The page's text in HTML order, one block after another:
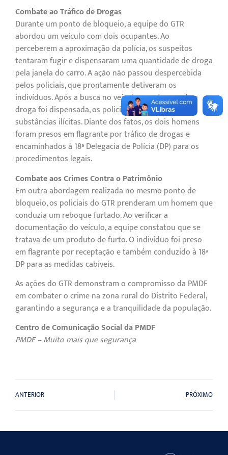
Combate ao Tráfico de Drogas
Durante um ponto de bloqueio, a equipe do GTR
abordou um veículo com dois ocupantes. Ao
perceberem a aproximação da polícia, os suspeitos
tentaram fugir e dispensaram uma quantidade de droga
pela janela do carro. A ação não passou despercebida
pelos policiais, que prontamente detiveram os
indivíduos. Após a busca no veículo e na área onde a
droga foi dispensada, os policiais encontraram
substâncias ilícitas. Diante dos fatos, os dois homens
foram presos em flagrante por tráfico de drogas e
encaminhados à 18ª Delegacia de Polícia (DP) para os
procedimentos legais.
Combate aos Crimes Contra o Patrimônio
Em outra abordagem realizada no mesmo ponto de
bloqueio, os policiais do GTR prenderam um homem que
conduzia um reboque furtado. Ao verificar a
documentação do veículo, a equipe constatou que se
tratava de um produto de furto. O indivíduo foi preso
em flagrante por receptação e também conduzido à 18ª
DP para as medidas cabíveis.
As ações do GTR demonstram o compromisso da PMDF
em combater o crime na zona rural do Distrito Federal,
garantindo a segurança e a tranquilidade da população.
Centro de Comunicação Social da PMDF
PMDF – Muito mais que segurança
ANTERIOR PRÓXIMO